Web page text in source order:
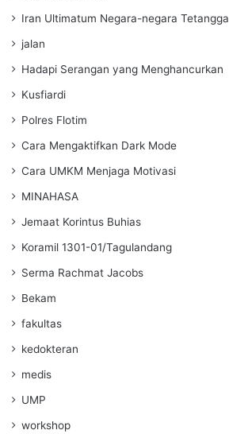
Iran Ultimatum Negara-negara Tetangga
jalan
Hadapi Serangan yang Menghancurkan
Kusfiardi
Polres Flotim
Cara Mengaktifkan Dark Mode
Cara UMKM Menjaga Motivasi
MINAHASA
Jemaat Korintus Buhias
Koramil 1301-01/Tagulandang
Serma Rachmat Jacobs
Bekam
fakultas
kedokteran
medis
UMP
workshop